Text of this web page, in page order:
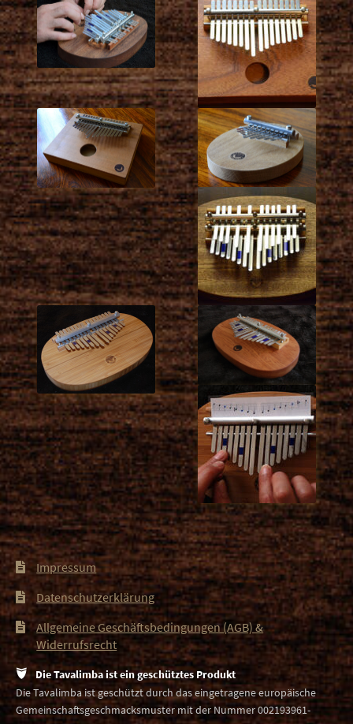
Impressum
Datenschutzerklärung
Allgemeine Geschäftsbedingungen (AGB) &
Widerrufsrecht
Die Tavalimba ist ein geschütztes Produkt
Die Tavalimba ist geschützt durch das eingetragene europäische
Gemeinschaftsgeschmacksmuster mit der Nummer 002193961-